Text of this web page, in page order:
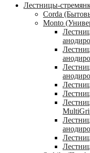
Лестницы-
Corda
Monto